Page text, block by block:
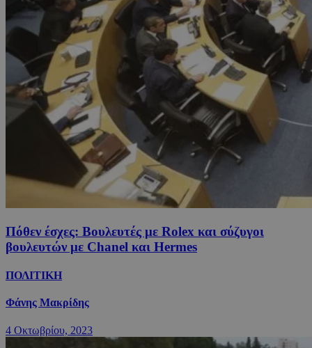
Πόθεν έσχες: Βουλευτές με Rolex και σύζυγοι
βουλευτών με Chanel και Hermes
ΠΟΛΙΤΙΚΗ
Φάνης Μακρίδης
4 Οκτωβρίου, 2023